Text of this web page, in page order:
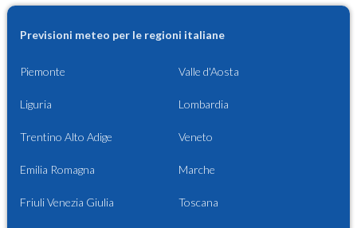
Previsioni meteo per le regioni italiane
Piemonte Valle d'Aosta
Liguria Lombardia
Trentino Alto Adige Veneto
Emilia Romagna Marche
Friuli Venezia Giulia Toscana